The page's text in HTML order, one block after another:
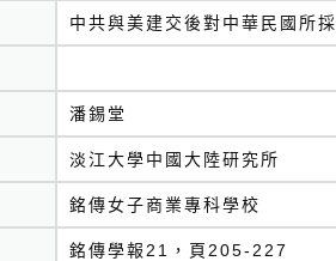
中共與美建交後對中華民國所
潘錫堂
淡江大學中國大陸研究所
銘傳女子商業專科學校
銘傳學報21，頁205-227